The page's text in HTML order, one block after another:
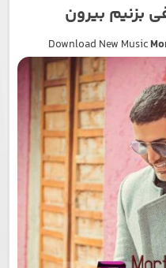
بزنیم بیرون
Download New Music